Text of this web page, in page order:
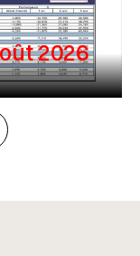
2026